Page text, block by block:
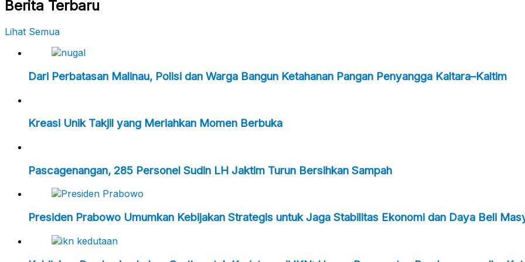
Berita Terbaru
Lihat Semua
Dari Perbatasan Malinau, Polisi dan Warga Bangun Ketahanan Pangan Penyangga Kaltara–Kaltim
Kreasi Unik Takjil yang Meriahkan Momen Berbuka
Pascagenangan, 285 Personel Sudin LH Jaktim Turun Bersihkan Sampah
Presiden Prabowo Umumkan Kebijakan Strategis untuk Jaga Stabilitas Ekonomi dan Daya Beli